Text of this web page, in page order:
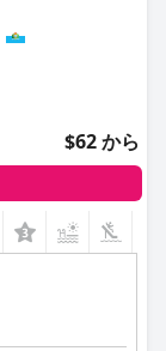
$62 から